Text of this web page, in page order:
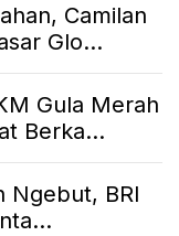
Camilan
Glo...
Gula Merah
Berka...
Ngebut, BRI